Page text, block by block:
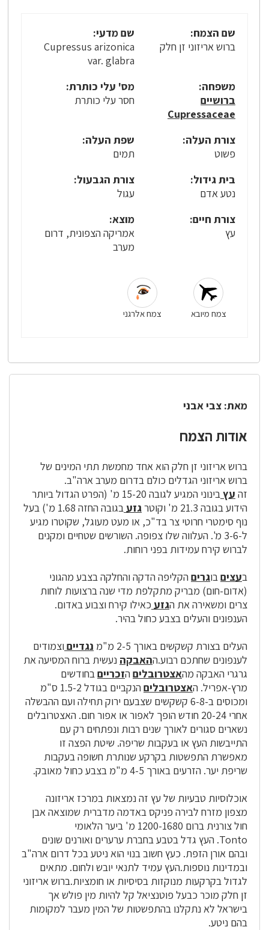
שם הצמח:
ברוש אריזוני זן חלק
שם מדעי:
Cupressus arizonica
var. glabra
משפחה:
ברושיים
Cupressaceae
מס' עלי כותרת:
חסר עלי כותרת
צורת העלה:
פשוט
שפת העלה:
תמים
בית גידול:
נטע אדם
צורת הגבעול:
עגול
צורת חיים:
עץ
מוצא:
אמריקה הצפונית, דרום
מערב
צמח מיובא צמח אלרגני
מאת: צבי אבני
אודות הצמח
ברוש אריזוני זן חלק הוא אחד מחמשת תתי המינים של
ברוש אריזוני הגדלים כולם בדרום מערב ארה"ב.
זה עץ
בינוני המגיע לגובה 15-20 מ' (הפרט הגדול ביותר
הידוע בגובה 21.3 מ' וקוטר
גזע
בגובה החזה 1.68 מ') בעל
נוף סימטרי חרוטי צר בד"כ, או מעט מעוגל, שקוטרו מגיע
ל-3-6 מ'. העלווה שלו צפופה. השורשים שטחיים ומקנים
לברוש קירח עמידות בפני רוחות.
בעציםבוגרים הקליפה הדקה והחלקה בצבע מהגוני
(אדום-חום) מבריק מתקלפת מדי שנה ברצועות לוחות
צרים ומשאירה את הגזע כאילו קירח וצבוע באדום.
הענפונים והעלים בצבע כחול בהיר.
העלים בצורת קשקשים באורך 2-5 מ"מ
נגדיים וצמודים
לענפונים שחתכם רבוע.ההאבקה נעשית ברוח המסיעה את
גרגרי האבקה מהאצטרובלים הזכרייםבחודשים
מרץ-אפריל. האצטרובלים
הנקביים בגודל 1.5-2 ס"מ
ומכוסים ב-6-8 קשקשים שצבעם ירוק תחילה ועם ההבשלה
אחרי 20-24 חודש הופך לאפור או אפור חום. האצטרובלים
נשארים סגורים לאורך שנים רבות ונפתחים רק עם
התייבשות העץ או בעקבות שריפה. שיטת הפצה זו
מאפשרת התפשטות בקרקע שנותרת חשופה בעקבות
שריפת יער. הזרעים באורך 4-5 מ"מ בצבע כחול מאובק.
אוכלוסיות טבעיות של עץ זה נמצאות במרכז אריזונה
מצפון מזרח לבירה פניקס באדמה מדברית שמוצאה אבן
חול צורנית ברום 1200-1680 מ' ב
יער הלאומי
Tonto. העץ גדל בטבע בחברת ערערים ואורנים שונים
ובהם אורן הזפת. כעץ חשוב בנוי הוא ניטע בכל דרום ארה"ב
ובמדינות נוספות.העץ עמיד לתנאי יובש ולחום. מתאים
לגדול בקרקעות מנוקזות בסיסיות או חומציות.ברוש אריזוני
זן חלק מוכר כבעל פוטנציאל קל להיות מין פולש אך
בישראל לא נתקלנו בהתפשטות של המין מעבר למקומות
בהם ניטע.